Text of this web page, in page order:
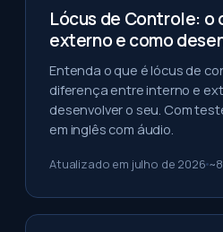
Lócus de Controle: o
externo e como
Entenda o que é lócus de
diferença entre interno e
desenvolver o seu. Com
em inglês com áudio.
Atualizado em julho de 2026 ~8